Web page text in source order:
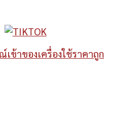
เข้าของเครื่องใช้ราคาถูก